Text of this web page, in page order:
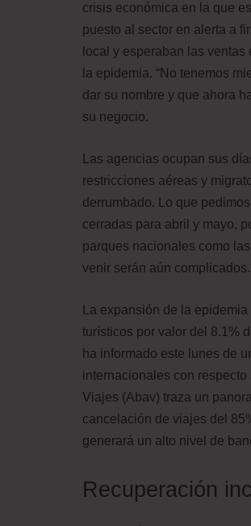
crisis económica en la que
puesto al sector en alerta a
local y esperaban las
la epidemia. “No tenemos
dar su nombre y que ahora
su negocio.
Las agencias ocupan sus
restricciones aéreas y
derrumbado. Lo que
cerradas para abril y mayo,
parques nacionales como
venir serán aún complicados.
La expansión de la
turísticos por valor del 8.1%
ha informado este lunes de
internacionales con
Viajes (Abav) traza un
cancelación de viajes del
generará un alto nivel de
Recuperación